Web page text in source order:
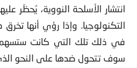
انتشار الأسلحة النووية، يُحظَر
التكنولوجيا. وإذا رؤي أنها تخرق
في ذلك تلك التي كانت ستسهم
سوف تتحول ضدها على النحو